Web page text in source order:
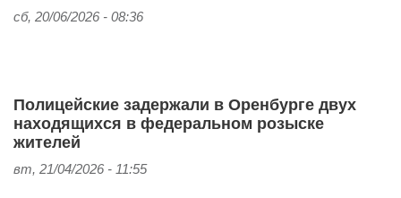
сб, 20/06/2026 - 08:36
Полицейские задержали в Оренбурге двух
находящихся в федеральном розыске
жителей
вт, 21/04/2026 - 11:55